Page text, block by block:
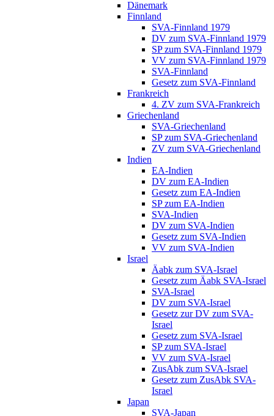
Dänemark
Finnland
SVA-Finnland 1979
DV zum SVA-Finnland 1979
SP zum SVA-Finnland 1979
VV zum SVA-Finnland 1979
SVA-Finnland
Gesetz zum SVA-Finnland
Frankreich
4. ZV zum SVA-Frankreich
Griechenland
SVA-Griechenland
SP zum SVA-Griechenland
ZV zum SVA-Griechenland
Indien
EA-Indien
DV zum EA-Indien
Gesetz zum EA-Indien
SP zum EA-Indien
SVA-Indien
DV zum SVA-Indien
Gesetz zum SVA-Indien
VV zum SVA-Indien
Israel
Äabk zum SVA-Israel
Gesetz zum Äabk SVA-Israel
SVA-Israel
DV zum SVA-Israel
Gesetz zur DV zum SVA-
Israel
Gesetz zum SVA-Israel
SP zum SVA-Israel
VV zum SVA-Israel
ZusAbk zum SVA-Israel
Gesetz zum ZusAbk SVA-
Israel
Japan
SVA-Japan